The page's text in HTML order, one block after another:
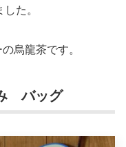
た。
烏龍茶です。
バッグ